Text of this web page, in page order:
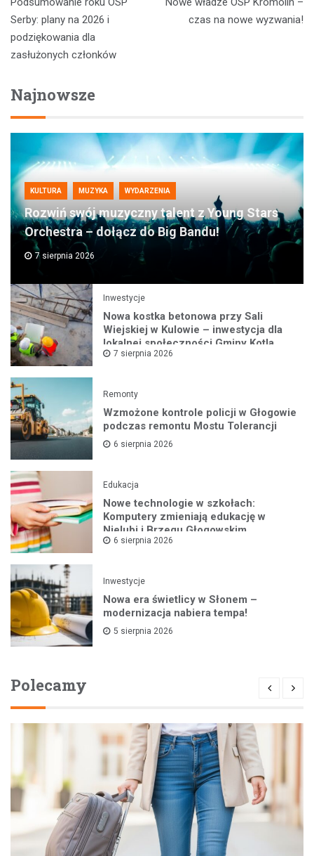
wpisu
Serby: plany na 2026 i
podziękowania dla
zasłużonych członków
czas na nowe wyzwania!
Najnowsze
KULTURA MUZYKA WYDARZENIA
Rozwiń swój muzyczny talent z Young Stars
Orchestra – dołącz do Big Bandu!
7 sierpnia 2026
Inwestycje
Nowa kostka betonowa przy Sali
Wiejskiej w Kulowie – inwestycja dla
lokalnej społeczności Gminy Kotla
7 sierpnia 2026
Remonty
Wzmożone kontrole policji w Głogowie
podczas remontu Mostu Tolerancji
6 sierpnia 2026
Edukacja
Nowe technologie w szkołach:
Komputery zmieniają edukację w
Nielubi i Brzegu Głogowskim
6 sierpnia 2026
Inwestycje
Nowa era świetlicy w Słonem –
modernizacja nabiera tempa!
5 sierpnia 2026
Polecamy